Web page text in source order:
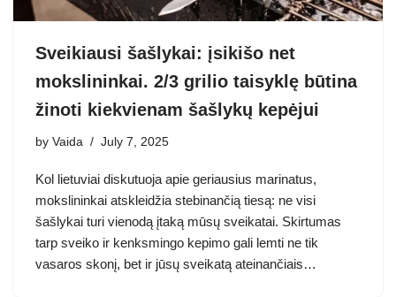
Sveikiausi šašlykai: įsikišo net
mokslininkai. 2/3 grilio taisyklę būtina
žinoti kiekvienam šašlykų kepėjui
by Vaida July 7, 2025
Kol lietuviai diskutuoja apie geriausius marinatus,
mokslininkai atskleidžia stebinančią tiesą: ne visi
šašlykai turi vienodą įtaką mūsų sveikatai. Skirtumas
tarp sveiko ir kenksmingo kepimo gali lemti ne tik
vasaros skonį, bet ir jūsų sveikatą ateinančiais…